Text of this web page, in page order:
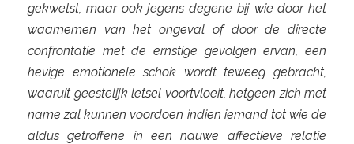
gekwetst, maar ook jegens degene bij wie door het
waarnemen van het ongeval of door de directe
confrontatie met de ernstige gevolgen ervan, een
hevige emotionele schok wordt teweeg gebracht,
waaruit geestelijk letsel voortvloeit, hetgeen zich met
name zal kunnen voordoen indien iemand tot wie de
aldus getroffene in een nauwe affectieve relatie